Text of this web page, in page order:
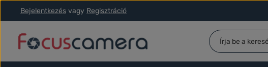
a fő tartalomra
Ugrás a kereséshez
Ugrás a fő navigációhoz
Bejelentkezés vagy Regisztráció